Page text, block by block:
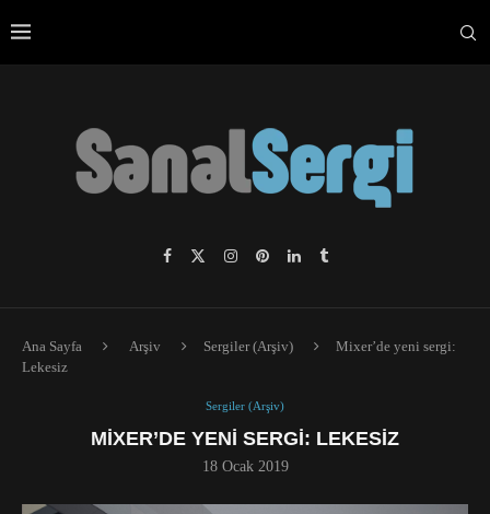
Ana Sayfa Arşiv Sergiler (Arşiv)
Mixer’de yeni sergi:
Lekesiz
Sergiler (Arşiv)
MIXER’DE YENI SERGI: LEKESIZ
18 Ocak 2019